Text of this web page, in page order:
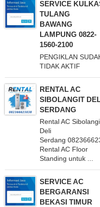
SERVICE
TULANG
BAWANG
LAMPUNG 0822-
1560-2100
PENGIKLAN
TIDAK AKTIF
RENTAL AC
SIBOLANGIT
SERDANG
Rental AC
Deli
Serdang
Rental AC Floor
Standing untuk ...
SERVICE AC
BERGARANSI
BEKASI TIMUR